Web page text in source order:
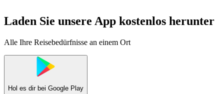
Laden Sie unsere App kostenlos herunter
Alle Ihre Reisebedürfnisse an einem Ort
Hol es dir bei Google Play